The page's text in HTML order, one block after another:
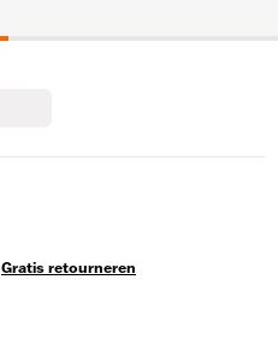
Gratis retourneren